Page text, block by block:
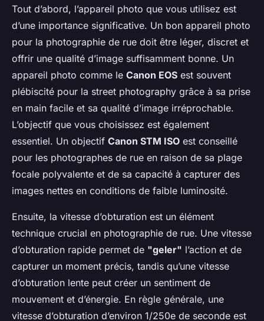
Tout d’abord, l’appareil photo que vous utilisez est
d’une importance significative. Un bon appareil photo
pour la photographie de rue doit être léger, discret et
offrir une qualité d’image suffisamment bonne. Un
appareil photo comme le Canon EOS est souvent
plébiscité pour la street photography grâce à sa prise
en main facile et sa qualité d’image irréprochable.
L’objectif que vous choisissez est également
essentiel. Un objectif Canon STM ISO est conseillé
pour les photographes de rue en raison de sa plage
focale polyvalente et de sa capacité à capturer des
images nettes en conditions de faible luminosité.
Ensuite, la vitesse d’obturation est un élément
technique crucial en photographie de rue. Une vitesse
d’obturation rapide permet de "geler" l’action et de
capturer un moment précis, tandis qu’une vitesse
d’obturation lente peut créer un sentiment de
mouvement et d’énergie. En règle générale, une
vitesse d’obturation d’environ 1/250e de seconde est